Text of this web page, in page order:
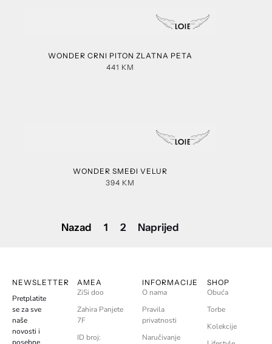
WONDER CRNI PITON ZLATNA PETA
441 KM
WONDER SMEĐI VELUR
394 KM
Nazad 1 2 Naprijed
NEWSLETTER
Pretplatite
se za sve
naše
novosti i
AMEA
ZiSi doo
Zahira Panjete
7F
ID broj:
INFORMACIJE
O nama
Pravila
privatnosti
Naručivanje
SHOP
Obuća
Torbe
Kolekcije